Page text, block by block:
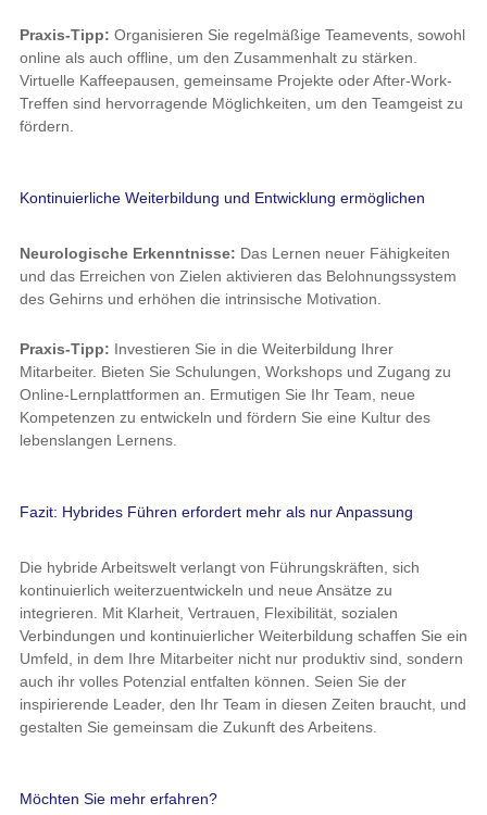
Praxis-Tipp: Organisieren Sie regelmäßige Teamevents, sowohl
online als auch offline, um den Zusammenhalt zu stärken.
Virtuelle Kaffeepausen, gemeinsame Projekte oder After-Work-
Treffen sind hervorragende Möglichkeiten, um den Teamgeist zu
fördern.
Kontinuierliche Weiterbildung und Entwicklung ermöglichen
Neurologische Erkenntnisse: Das Lernen neuer Fähigkeiten
und das Erreichen von Zielen aktivieren das Belohnungssystem
des Gehirns und erhöhen die intrinsische Motivation.
Praxis-Tipp: Investieren Sie in die Weiterbildung Ihrer
Mitarbeiter. Bieten Sie Schulungen, Workshops und Zugang zu
Online-Lernplattformen an. Ermutigen Sie Ihr Team, neue
Kompetenzen zu entwickeln und fördern Sie eine Kultur des
lebenslangen Lernens.
Fazit: Hybrides Führen erfordert mehr als nur Anpassung
Die hybride Arbeitswelt verlangt von Führungskräften, sich
kontinuierlich weiterzuentwickeln und neue Ansätze zu
integrieren. Mit Klarheit, Vertrauen, Flexibilität, sozialen
Verbindungen und kontinuierlicher Weiterbildung schaffen Sie ein
Umfeld, in dem Ihre Mitarbeiter nicht nur produktiv sind, sondern
auch ihr volles Potenzial entfalten können. Seien Sie der
inspirierende Leader, den Ihr Team in diesen Zeiten braucht, und
gestalten Sie gemeinsam die Zukunft des Arbeitens.
Möchten Sie mehr erfahren?